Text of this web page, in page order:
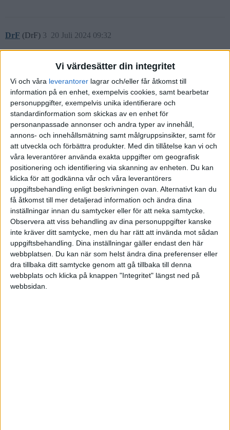
Vi värdesätter din integritet
Vi och våra leverantorer lagrar och/eller får åtkomst till
information på en enhet, exempelvis cookies, samt bearbetar
personuppgifter, exempelvis unika identifierare och
standardinformation som skickas av en enhet för
personanpassade annonser och andra typer av innehåll,
annons- och innehållsmätning samt målgruppsinsikter, samt för
att utveckla och förbättra produkter. Med din tillåtelse kan vi och
våra leverantörer använda exakta uppgifter om geografisk
positionering och identifiering via skanning av enheten. Du kan
klicka för att godkänna vår och våra leverantörers
uppgiftsbehandling enligt beskrivningen ovan. Alternativt kan du
få åtkomst till mer detaljerad information och ändra dina
inställningar innan du samtycker eller för att neka samtycke.
Observera att viss behandling av dina personuppgifter kanske
inte kräver ditt samtycke, men du har rätt att invända mot sådan
uppgiftsbehandling. Dina inställningar gäller endast den här
webbplatsen. Du kan när som helst ändra dina preferenser eller
dra tillbaka ditt samtycke genom att gå tillbaka till denna
webbplats och klicka på knappen "Integritet" längst ned på
webbsidan.
DrF (DrF) 20 Juli 2024 09:32
3
Rekommenderar att du gör detta stegvis. Starta konto på
. Flytta dit Movesticpensionen. Utvärdera hur pensionen
funkar där och hur urvalet är. Om du sedan vill så kan du flytta dit
Swedbankpensionen också.
Med vänlig hälsning,
JFB(JFB) 20 Juli 2024 10:21
4
Lobelia:
ligger inte inom de generella avtalen utan är tecknad av
företaget
Lobelia: